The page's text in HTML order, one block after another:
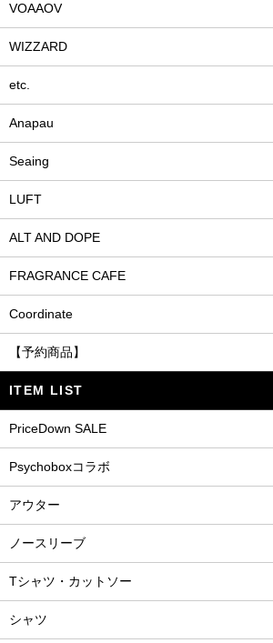
VOAAOV
WIZZARD
etc.
Anapau
Seaing
LUFT
ALT AND DOPE
FRAGRANCE CAFE
Coordinate
【予約商品】
ITEM LIST
PriceDown SALE
Psychoboxコラボ
アウター
ノースリーブ
Tシャツ・カットソー
シャツ